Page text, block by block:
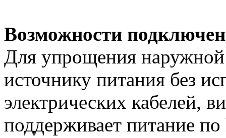
Возможности
Для упрощения
источнику питания без
электрических кабелей,
поддерживает питание по